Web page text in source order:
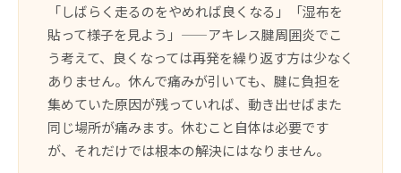
「しばらく走るのをやめれば良くなる」「湿布を
貼って様子を見よう」——アキレス腱周囲炎でこ
う考えて、良くなっては再発を繰り返す方は少なく
ありません。休んで痛みが引いても、腱に負担を
集めていた原因が残っていれば、動き出せばまた
同じ場所が痛みます。休むこと自体は必要です
が、それだけでは根本の解決にはなりません。